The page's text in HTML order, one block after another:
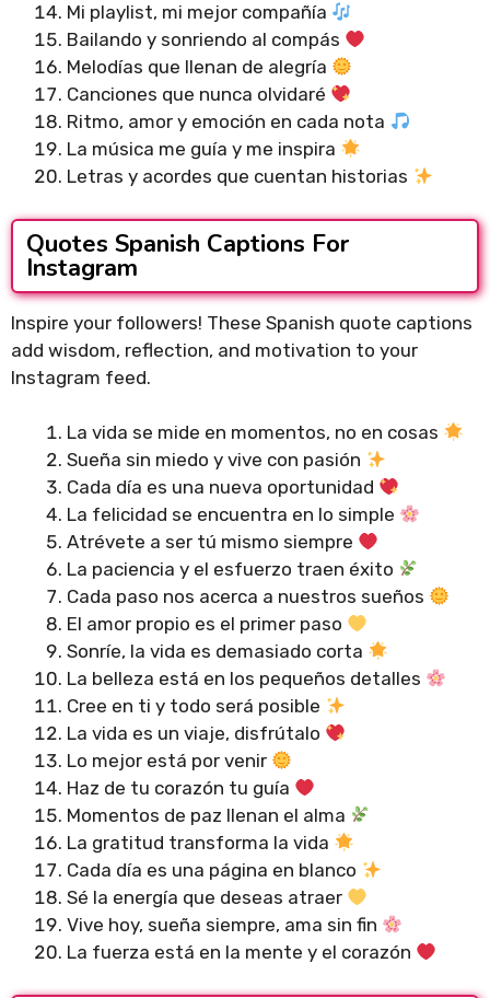
Mi playlist, mi mejor compañía
Bailando y sonriendo al compás
Melodías que llenan de alegría
Canciones que nunca olvidaré
Ritmo, amor y emoción en cada nota
La música me guía y me inspira
Letras y acordes que cuentan historias
Quotes Spanish Captions For
Instagram
Inspire your followers! These Spanish quote captions
add wisdom, reflection, and motivation to your
Instagram feed.
La vida se mide en momentos, no en cosas
Sueña sin miedo y vive con pasión
Cada día es una nueva oportunidad
La felicidad se encuentra en lo simple
Atrévete a ser tú mismo siempre
La paciencia y el esfuerzo traen éxito
Cada paso nos acerca a nuestros sueños
El amor propio es el primer paso
Sonríe, la vida es demasiado corta
La belleza está en los pequeños detalles
Cree en ti y todo será posible
La vida es un viaje, disfrútalo
Lo mejor está por venir
Haz de tu corazón tu guía
Momentos de paz llenan el alma
La gratitud transforma la vida
Cada día es una página en blanco
Sé la energía que deseas atraer
Vive hoy, sueña siempre, ama sin fin
La fuerza está en la mente y el corazón